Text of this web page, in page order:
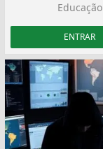
Educação
ENTRAR